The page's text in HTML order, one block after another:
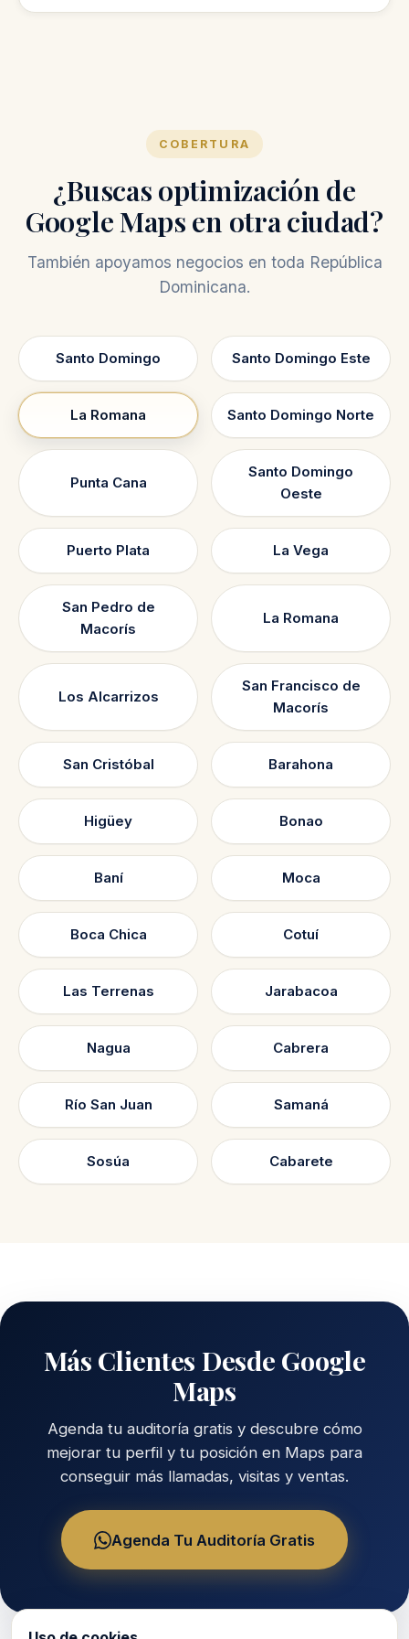
COBERTURA
¿Buscas optimización de
Google Maps en otra ciudad?
También apoyamos negocios en toda República
Dominicana.
Santo Domingo Santo Domingo Este
La Romana Santo Domingo Norte
Punta Cana
Santo Domingo
Oeste
Puerto Plata La Vega
San Pedro de
Macorís
La Romana
Los Alcarrizos
San Francisco de
Macorís
San Cristóbal Barahona
Higüey Bonao
Baní Moca
Boca Chica Cotuí
Las Terrenas Jarabacoa
Nagua Cabrera
Río San Juan Samaná
Sosúa Cabarete
Más Clientes Desde Google
Maps
Agenda tu auditoría gratis y descubre cómo
mejorar tu perfil y tu posición en Maps para
conseguir más llamadas, visitas y ventas.
Agenda Tu Auditoría Gratis